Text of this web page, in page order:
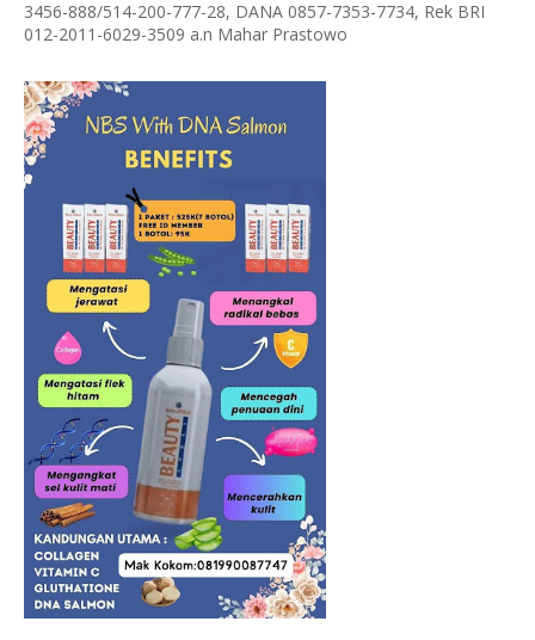
3456-888/514-200-777-28, DANA 0857-7353-7734, Rek BRI
012-2011-6029-3509 a.n Mahar Prastowo